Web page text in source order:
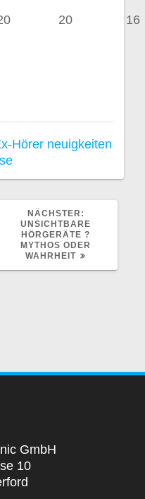
20 16
Hörer neuigkeiten
NÄCHSTER:
BEITRAG:
UNSICHTBARE
HÖRGERÄTE ?
MYTHOS ODER
WAHRHEIT
GmbH
10